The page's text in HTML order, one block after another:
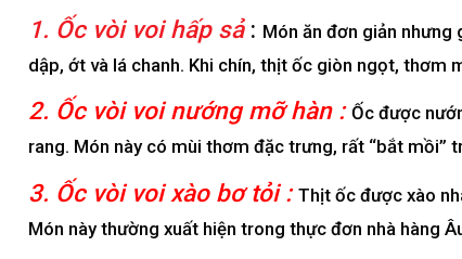
1. Ốc vòi voi hấp sả : Món ăn đơn giản
dập, ớt và lá chanh. Khi chín, thịt ốc giòn ngọt, thơm
2. Ốc vòi voi nướng mỡ hàn : Ốc được
rang. Món này có mùi thơm đặc trưng, rất “bắt mồi”
3. Ốc vòi voi xào bơ tỏi : Thịt ốc được xào
Món này thường xuất hiện trong thực đơn nhà hàng